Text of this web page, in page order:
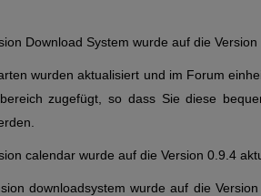
Download System wurde auf die Version
wurden aktualisiert und im Forum
zugefügt, so dass Sie diese
calendar wurde auf die Version 0.9.4
downloadsystem wurde auf die